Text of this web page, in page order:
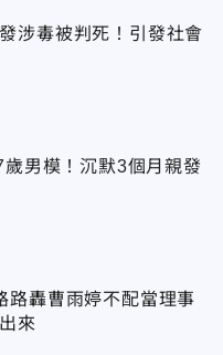
涉毒被判死！引發社會
男模！沉默3個月親發
路轟曹雨婷不配當理事
來